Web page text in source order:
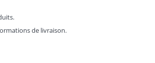
de livraison.